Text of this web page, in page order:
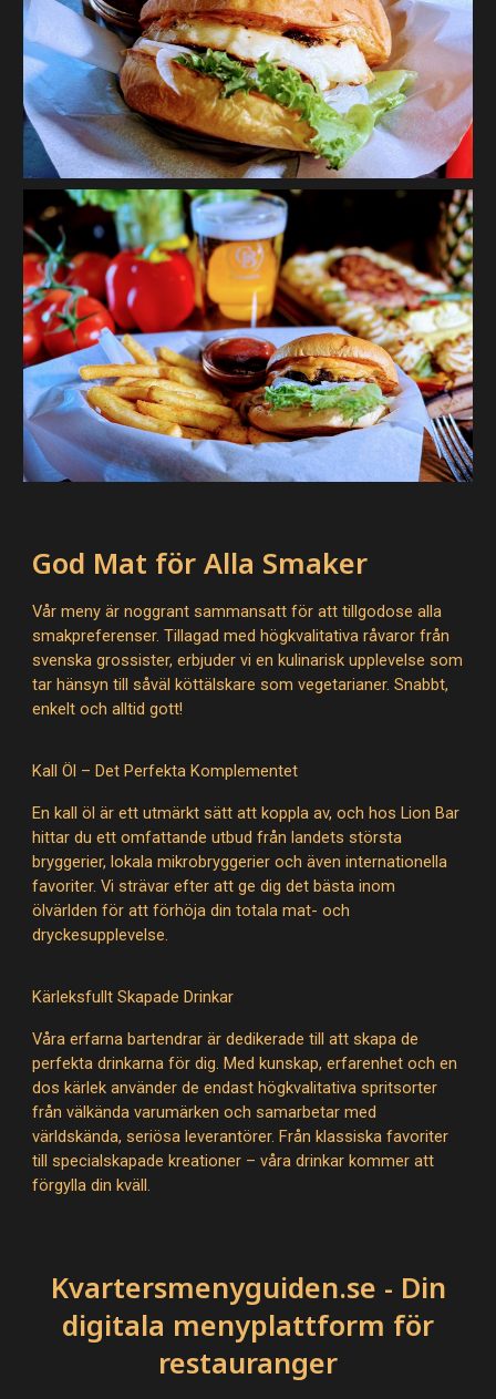
God Mat för Alla Smaker
Vår meny är noggrant sammansatt för att tillgodose alla
smakpreferenser. Tillagad med högkvalitativa råvaror från
svenska grossister, erbjuder vi en kulinarisk upplevelse som
tar hänsyn till såväl köttälskare som vegetarianer. Snabbt,
enkelt och alltid gott!
Kall Öl – Det Perfekta Komplementet
En kall öl är ett utmärkt sätt att koppla av, och hos Lion Bar
hittar du ett omfattande utbud från landets största
bryggerier, lokala mikrobryggerier och även internationella
favoriter. Vi strävar efter att ge dig det bästa inom
ölvärlden för att förhöja din totala mat- och
dryckesupplevelse.
Kärleksfullt Skapade Drinkar
Våra erfarna bartendrar är dedikerade till att skapa de
perfekta drinkarna för dig. Med kunskap, erfarenhet och en
dos kärlek använder de endast högkvalitativa spritsorter
från välkända varumärken och samarbetar med
världskända, seriösa leverantörer. Från klassiska favoriter
till specialskapade kreationer – våra drinkar kommer att
förgylla din kväll.
Kvartersmenyguiden.se - Din
digitala menyplattform för
restauranger